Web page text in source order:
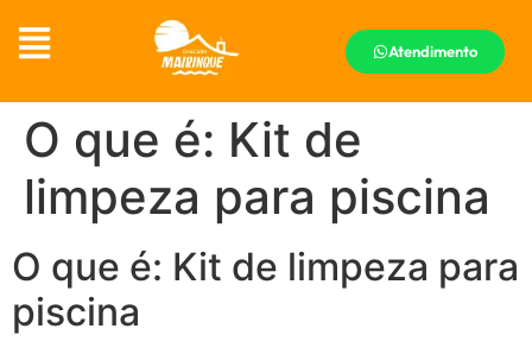
Atendimento
O que é: Kit de
limpeza para piscina
O que é: Kit de limpeza para
piscina